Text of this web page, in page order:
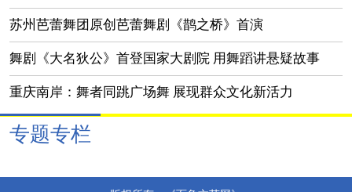
苏州芭蕾舞团原创芭蕾舞剧《鹊之桥》首演
舞剧《大名狄公》首登国家大剧院 用舞蹈讲悬疑故事
重庆南岸：舞者同跳广场舞 展现群众文化新活力
专题专栏